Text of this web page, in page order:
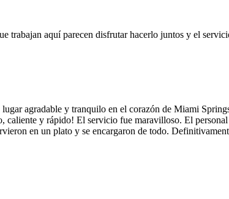
trabajan aquí parecen disfrutar hacerlo juntos y el
agradable y tranquilo en el corazón de Miami
y rápido! El servicio fue maravilloso. El
en un plato y se encargaron de todo.